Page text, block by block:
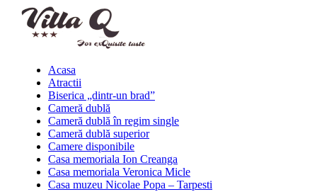
Acasa
Atractii
Biserica „dintr-un brad”
Cameră dublă
Cameră dublă în regim single
Cameră dublă superior
Camere disponibile
Casa memoriala Ion Creanga
Casa memoriala Veronica Micle
Casa muzeu Nicolae Popa – Tarpesti